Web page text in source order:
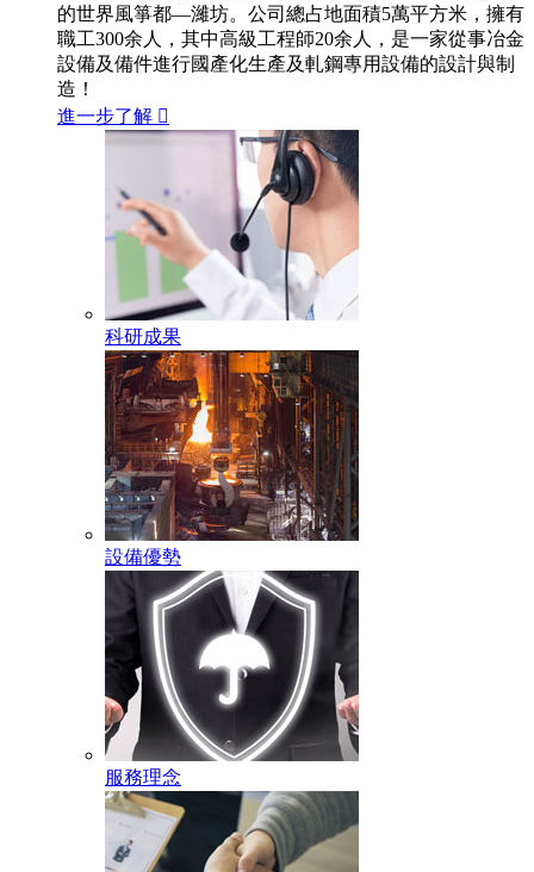
的世界風箏都—濰坊。公司總占地面積5萬平方米，擁有
職工300余人，其中高級工程師20余人，是一家從事冶金
設備及備件進行國產化生產及軋鋼專用設備的設計與制
造！
進一步了解 
科研成果
設備優勢
服務理念